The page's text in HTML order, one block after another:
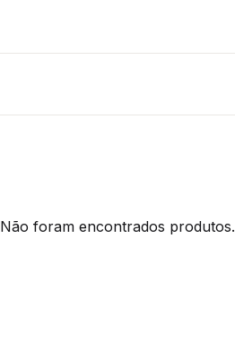
Não foram encontrados produtos.